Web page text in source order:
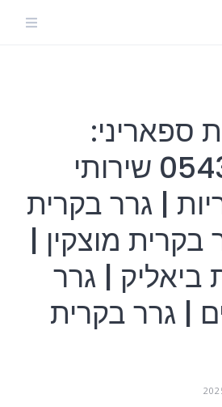
ספאריני:
0543642220 שירותי
| גרר בקרית
מוצקין |
ביאליק | גרר
| גרר בקרית